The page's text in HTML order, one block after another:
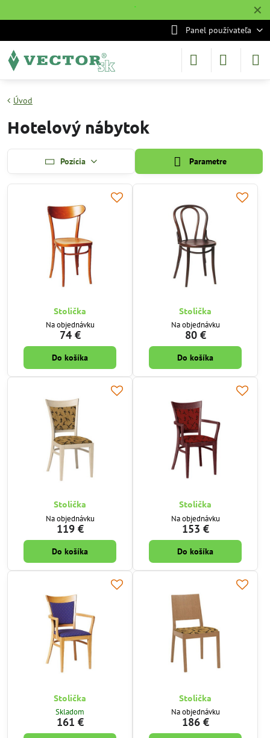
✕
˙
Panel používateľa
Úvod
Hotelový nábytok
Pozícia Parametre
Stolička
Na objednávku
74 €
Do košíka
Stolička
Na objednávku
80 €
Do košíka
Stolička
Na objednávku
119 €
Do košíka
Stolička
Na objednávku
153 €
Do košíka
Stolička
Skladom
161 €
Stolička
Na objednávku
186 €